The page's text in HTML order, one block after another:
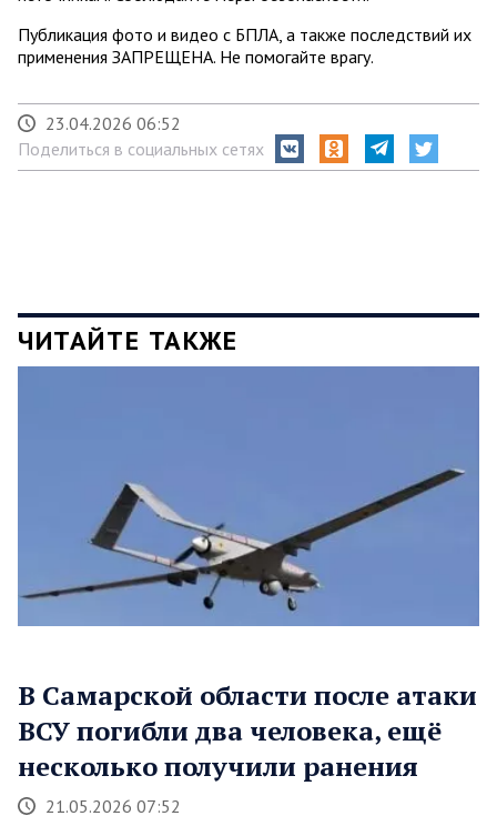
Публикация фото и видео с БПЛА, а также последствий их
применения ЗАПРЕЩЕНА. Не помогайте врагу.
23.04.2026 06:52
Поделиться в социальных сетях
ЧИТАЙТЕ ТАКЖЕ
В Самарской области после атаки
ВСУ погибли два человека, ещё
несколько получили ранения
21.05.2026 07:52